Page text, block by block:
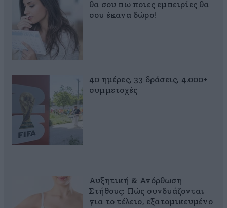
θα σου πω ποιες εμπειρίες θα
σου έκανα δώρο!
40 ημέρες, 33 δράσεις, 4.000+
συμμετοχές
Αυξητική & Ανόρθωση
Στήθους: Πώς συνδυάζονται
για το τέλειο, εξατομικευμένο